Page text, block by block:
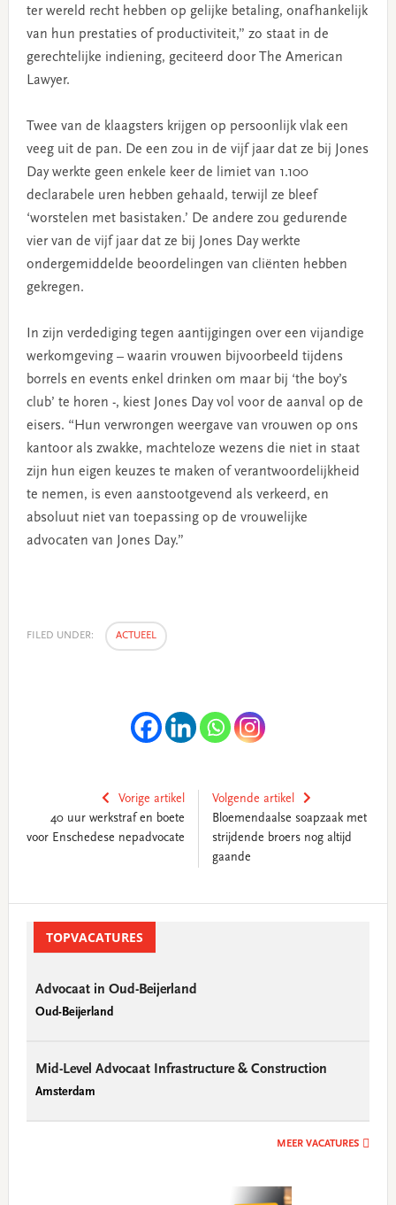
ter wereld recht hebben op gelijke betaling, onafhankelijk
van hun prestaties of productiviteit,” zo staat in de
gerechtelijke indiening, geciteerd door The American
Lawyer.
Twee van de klaagsters krijgen op persoonlijk vlak een
veeg uit de pan. De een zou in de vijf jaar dat ze bij Jones
Day werkte geen enkele keer de limiet van 1.100
declarabele uren hebben gehaald, terwijl ze bleef
‘worstelen met basistaken.’ De andere zou gedurende
vier van de vijf jaar dat ze bij Jones Day werkte
ondergemiddelde beoordelingen van cliënten hebben
gekregen.
In zijn verdediging tegen aantijgingen over een vijandige
werkomgeving – waarin vrouwen bijvoorbeeld tijdens
borrels en events enkel drinken om maar bij ‘the boy’s
club’ te horen -, kiest Jones Day vol voor de aanval op de
eisers. “Hun verwrongen weergave van vrouwen op ons
kantoor als zwakke, machteloze wezens die niet in staat
zijn hun eigen keuzes te maken of verantwoordelijkheid
te nemen, is even aanstootgevend als verkeerd, en
absoluut niet van toepassing op de vrouwelijke
advocaten van Jones Day.”
FILED UNDER: ACTUEEL
Vorige artikel
40 uur werkstraf en boete
voor Enschedese nepadvocate
Volgende artikel
Bloemendaalse soapzaak met
strijdende broers nog altijd
gaande
SidebarTOPVACATURES
Advocaat in Oud-Beijerland
Oud-Beijerland
Mid-Level Advocaat Infrastructure & Construction
Amsterdam
MEER VACATURES